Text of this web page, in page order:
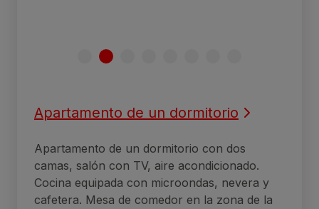
Apartamento de un dormitorio
Apartamento de un dormitorio con dos
camas, salón con TV, aire acondicionado.
Cocina equipada con microondas, nevera y
cafetera. Mesa de comedor en la zona de la